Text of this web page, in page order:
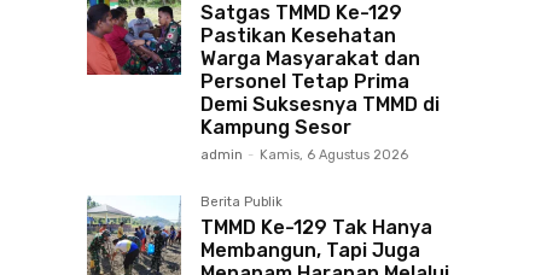
Satgas TMMD Ke-129
Pastikan Kesehatan
Warga Masyarakat dan
Personel Tetap Prima
Demi Suksesnya TMMD di
Kampung Sesor
admin - Kamis, 6 Agustus 2026
Berita Publik
TMMD Ke-129 Tak Hanya
Membangun, Tapi Juga